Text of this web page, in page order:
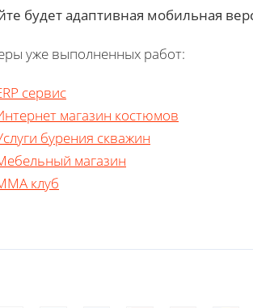
будет адаптивная мобильная
уже выполненных работ:
сервис
магазин костюмов
бурения скважин
магазин
клуб